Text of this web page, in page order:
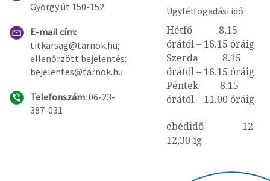
György út 150-152.
E-mail cím:
titkarsag@tarnok.hu;
ellenőrzött bejelentés:
bejelentes@tarnok.hu
Telefonszám:06-23-
387-031
Ügyfélfogadási idő
Hétfő 8.15
órától – 16.15 óráig
Szerda 8.15
órától – 16.15 óráig
Péntek 8.15
órától – 11.00 óráig
ebédidő 12-
12,30-ig